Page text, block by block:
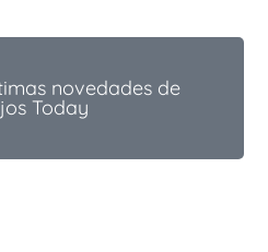
novedades de
Today